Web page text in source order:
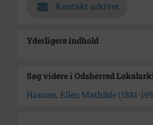
Kontakt arkivet
Yderligere indhold
Søg videre i Odsherred
Hansen, Ellen Mathilde (1881-